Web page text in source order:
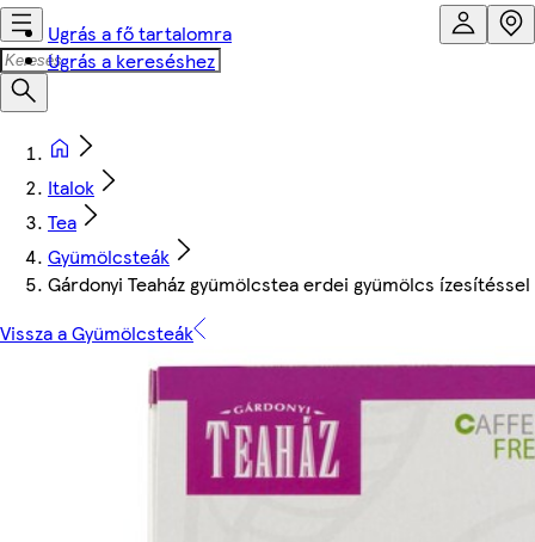
Ugrás a fő tartalomra
Ugrás a kereséshez
Italok
Tea
Gyümölcsteák
Gárdonyi Teaház gyümölcstea erdei gyümölcs
Vissza a Gyümölcsteák